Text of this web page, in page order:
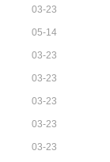
03-23
05-14
03-23
03-23
03-23
03-23
03-23